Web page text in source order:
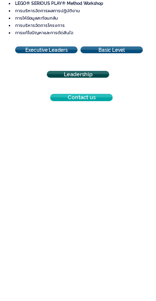
LEGO® SERIOUS PLAY® Method Workshop
การบริหารจัดการผลการปฏิบัติงาน
การให้ข้อมูลสะท้อนกลับ
การบริหารจัดการโครงการ
การแก้ไขปัญหาและการตัดสินใจ
Executive Leaders Basic Level
Leadership
Contact us